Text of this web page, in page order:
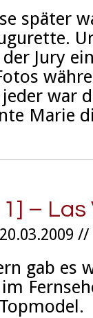
später
Jury
war
Marie
–
//
gab es